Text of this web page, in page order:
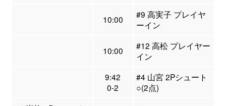
10:00
#9 高実子 プレイヤ
ーイン
10:00
#12 高松 プレイヤー
イン
9:42
0-2
#4 山宮 2Pシュート
○(2点)